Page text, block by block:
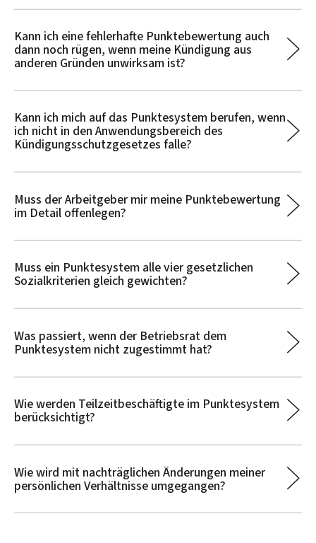
Kann ich eine fehlerhafte Punktebewertung auch
dann noch rügen, wenn meine Kündigung aus
anderen Gründen unwirksam ist?
Kann ich mich auf das Punktesystem berufen, wenn
ich nicht in den Anwendungsbereich des
Kündigungsschutzgesetzes falle?
Muss der Arbeitgeber mir meine Punktebewertung
im Detail offenlegen?
Muss ein Punktesystem alle vier gesetzlichen
Sozialkriterien gleich gewichten?
Was passiert, wenn der Betriebsrat dem
Punktesystem nicht zugestimmt hat?
Wie werden Teilzeitbeschäftigte im Punktesystem
berücksichtigt?
Wie wird mit nachträglichen Änderungen meiner
persönlichen Verhältnisse umgegangen?